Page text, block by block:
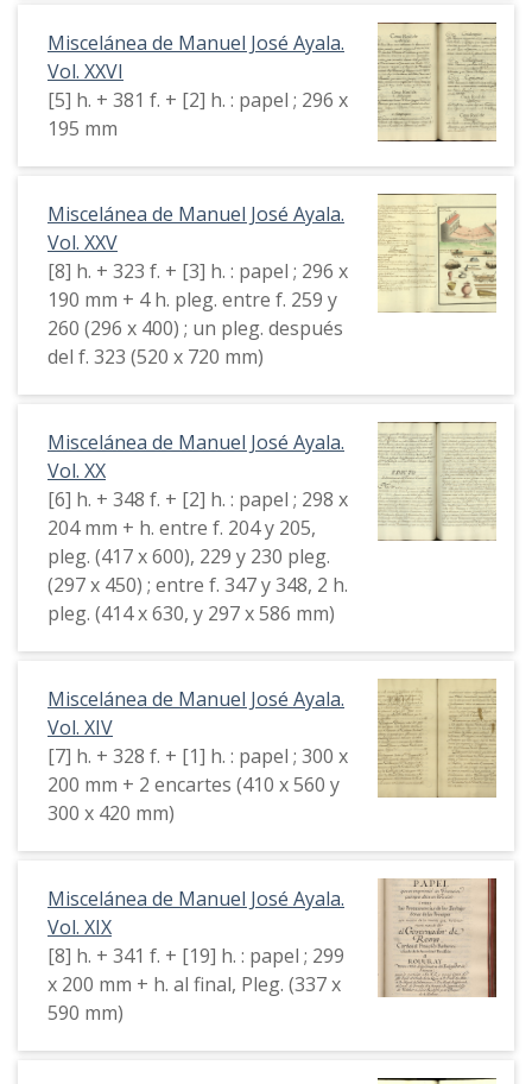
Miscelánea de Manuel José Ayala.
Vol. XXVI
[5] h. + 381 f. + [2] h. : papel ; 296 x
195 mm
Miscelánea de Manuel José Ayala.
Vol. XXV
[8] h. + 323 f. + [3] h. : papel ; 296 x
190 mm + 4 h. pleg. entre f. 259 y
260 (296 x 400) ; un pleg. después
del f. 323 (520 x 720 mm)
Miscelánea de Manuel José Ayala.
Vol. XX
[6] h. + 348 f. + [2] h. : papel ; 298 x
204 mm + h. entre f. 204 y 205,
pleg. (417 x 600), 229 y 230 pleg.
(297 x 450) ; entre f. 347 y 348, 2 h.
pleg. (414 x 630, y 297 x 586 mm)
Miscelánea de Manuel José Ayala.
Vol. XIV
[7] h. + 328 f. + [1] h. : papel ; 300 x
200 mm + 2 encartes (410 x 560 y
300 x 420 mm)
Miscelánea de Manuel José Ayala.
Vol. XIX
[8] h. + 341 f. + [19] h. : papel ; 299
x 200 mm + h. al final, Pleg. (337 x
590 mm)